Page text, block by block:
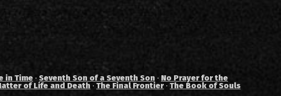
in Time · Seventh Son of a Seventh Son · No Prayer for the
of Life and Death · The Final Frontier ·The Book of Souls